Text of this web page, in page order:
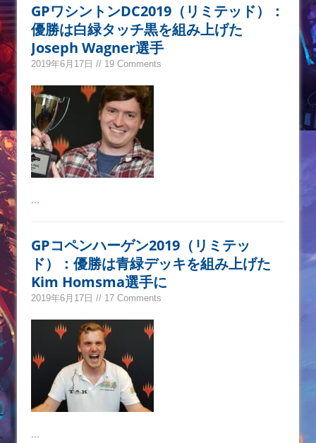
GPワシントンDC2019（リミテッド）：
優勝は白緑タッチ黒を組み上げた
Joseph Wagner選手
2019年6月17日 // 19 Comments
GPコペンハーゲン2019（リミテッ
ド）：優勝は青緑デッキを組み上げた
Kim Homsma選手に
2019年6月17日 // 17 Comments